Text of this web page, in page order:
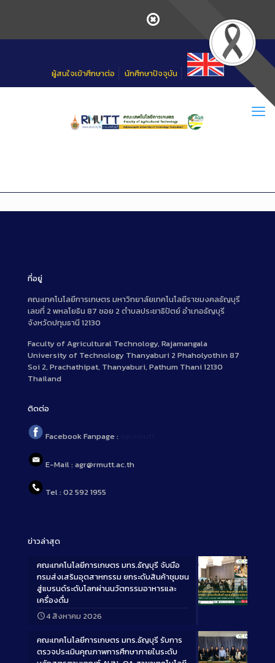
ผู้สนใจเข้าศึกษาต่อ นักศึกษาปัจจุบัน
ที่อยู่
คณะเทคโนโลยีการเกษตร มหาวิทยาลัยเทคโนโลยีราชมงคลธัญบุรี
เลขที่ 2 พหลโยธิน 87 ซอย 2 ตำบลประชาธิปัตย์ อำเภอธัญบุรี
จังหวัดปทุมธานี 12130
Faculty of Agricultural Technology, Rajamangala
University of Technology Thanyaburi 2 Phaholyothin 87
Soi 2, Prachathipat, Thanyaburi, Pathum Thani 12130
Thailand
ติดต่อ
Facebook Fanpage :
E-Mail : agr@rmutt.ac.th
Tel : 02 592 1955
ข่าวล่าสุด
Long
คณะเทคโนโลยีการเกษตร มทร.ธัญบุรี จับมือ
กรมส่งเสริมอุตสาหกรรม ยกระดับสินค้าชุมชน
สู่แบรนด์ระดับโลกผ่านนวัตกรรมอาหารและ
เครื่องดื่ม
4 สิงหาคม 2026
คณะเทคโนโลยีการเกษตร มทร.ธัญบุรี รับการ
ตรวจประเมินคุณภาพการศึกษาภายในระดับ